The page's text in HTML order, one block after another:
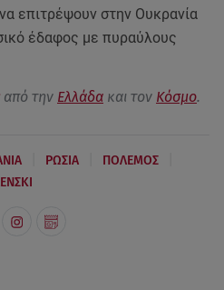
επιτρέψουν στην Ουκρανία
έδαφος με πυραύλους
από την Ελλάδα και τον Κόσμο.
ΡΩΣΙΑ ΠΟΛΕΜΟΣ